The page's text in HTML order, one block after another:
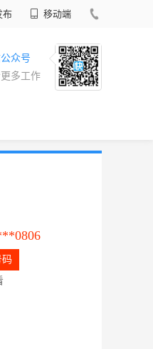
布 移动端
众号
多工作
码